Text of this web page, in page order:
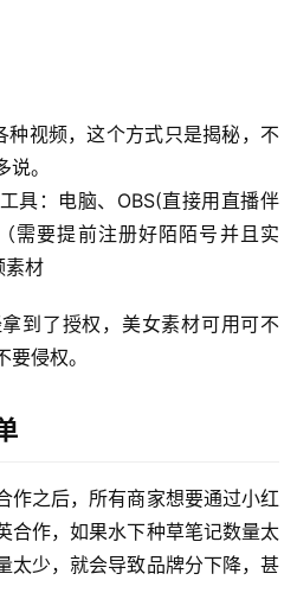
视频，这个方式只是揭秘，不
。
具：电脑、OBS(直接用直播伴
需要提前注册好陌陌号并且实
素材
到了授权，美女素材可用可不
侵权。
作之后，所有商家想要通过小红
合作，如果水下种草笔记数量太
太少，就会导致品牌分下降，甚